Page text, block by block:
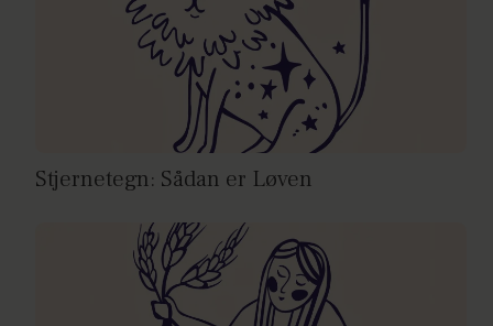
Stjernetegn: Sådan er Løven